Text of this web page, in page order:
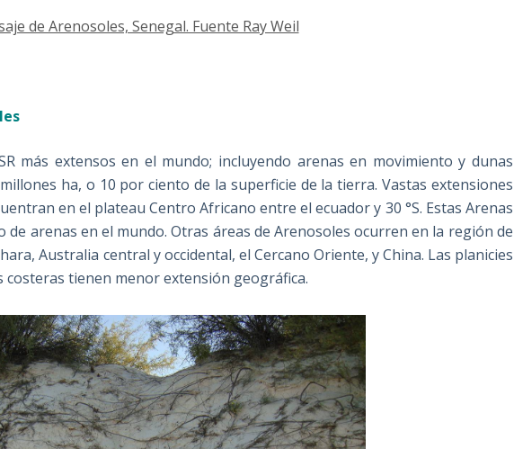
de Arenosoles, Senegal. Fuente Ray Weil
más extensos en el mundo; incluyendo arenas en movimiento y dunas
ha, o 10 por ciento de la superficie de la tierra. Vastas extensiones
en el plateau Centro Africano entre el ecuador y 30 °S. Estas Arenas
arenas en el mundo. Otras áreas de Arenosoles ocurren en la región de
Australia central y occidental, el Cercano Oriente, y China. Las planicies
costeras tienen menor extensión geográfica.